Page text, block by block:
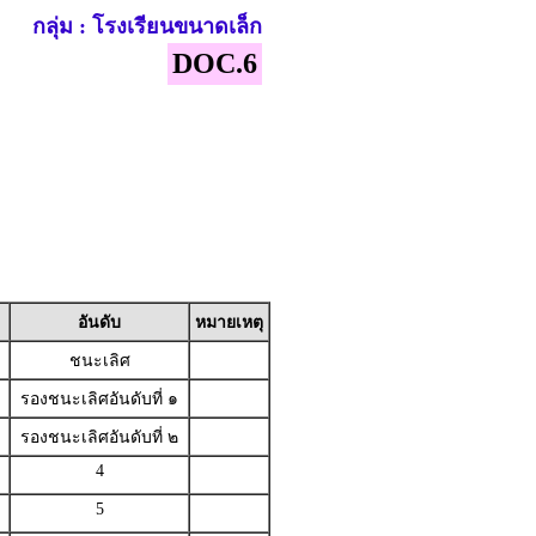
กลุ่ม : โรงเรียนขนาดเล็ก
DOC.6
อันดับ
หมายเหตุ
ชนะเลิศ
รองชนะเลิศอันดับที่ ๑
รองชนะเลิศอันดับที่ ๒
4
5